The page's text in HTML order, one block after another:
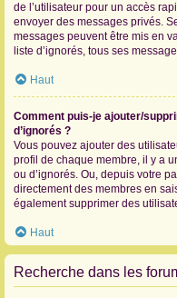
de l’utilisateur pour un accès
envoyer des messages privés.
messages peuvent être mis en
liste d’ignorés, tous ses
Haut
Comment puis-je ajouter/
d’ignorés ?
Vous pouvez ajouter des
profil de chaque membre, il y a
ou d’ignorés. Ou, depuis votre
directement des membres en
également supprimer des
Haut
Recherche dans les